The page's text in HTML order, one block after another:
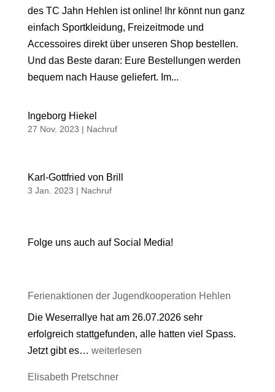
des TC Jahn Hehlen ist online! Ihr könnt nun ganz
einfach Sportkleidung, Freizeitmode und
Accessoires direkt über unseren Shop bestellen.
Und das Beste daran: Eure Bestellungen werden
bequem nach Hause geliefert. Im...
Ingeborg Hiekel
27 Nov. 2023 | Nachruf
Karl-Gottfried von Brill
3 Jan. 2023 | Nachruf
Folge uns auch auf Social Media!
Ferienaktionen der Jugendkooperation Hehlen
Die Weserrallye hat am 26.07.2026 sehr
erfolgreich stattgefunden, alle hatten viel Spass.
Jetzt gibt es… Ferienaktionen
Jugendkooperation
weiterlesen
Elisabeth Pretschner